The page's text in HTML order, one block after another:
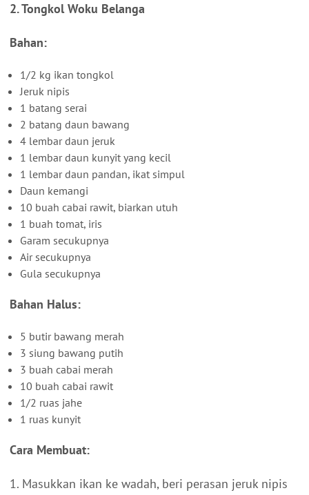
2. Tongkol Woku Belanga
Bahan:
1/2 kg ikan tongkol
Jeruk nipis
1 batang serai
2 batang daun bawang
4 lembar daun jeruk
1 lembar daun kunyit yang kecil
1 lembar daun pandan, ikat simpul
Daun kemangi
10 buah cabai rawit, biarkan utuh
1 buah tomat, iris
Garam secukupnya
Air secukupnya
Gula secukupnya
Bahan Halus:
5 butir bawang merah
3 siung bawang putih
3 buah cabai merah
10 buah cabai rawit
1/2 ruas jahe
1 ruas kunyit
Cara Membuat:
1. Masukkan ikan ke wadah, beri perasan jeruk nipis